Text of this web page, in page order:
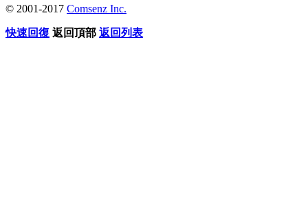
© 2001-2017 Comsenz Inc.
快速回復 返回頂部 返回列表